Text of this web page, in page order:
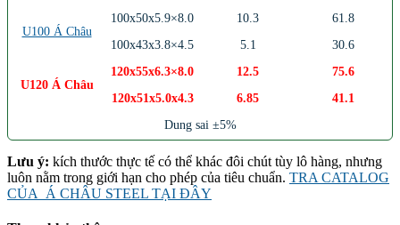
U100 Á Châu
100x50x5.9×8.0 10.3
61.8
100x43x3.8×4.5
5.1 30.6
U120 Á Châu
120x55x6.3×8.0 12.5
75.6
120x51x5.0x4.3
6.85
41.1
Dung sai ±5%
Lưu ý: kích thước thực tế có thể khác đôi chút tùy lô hàng, nhưng
luôn nằm trong giới hạn cho phép của tiêu chuẩn. TRA CATALOG
CỦA Á CHÂU STEEL TẠI ĐÂY